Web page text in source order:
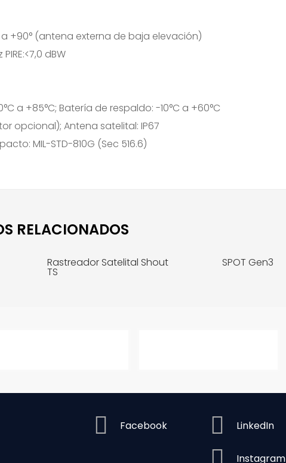
+90° (antena externa de baja elevación)
dBW
a +85°C; Batería de respaldo: -10°C a +60°C
opcional); Antena satelital: IP67
MIL-STD-810G (Sec 516.6)
RELACIONADOS
Rastreador Satelital Shout
TS
SPOT Gen3
Facebook LinkedIn
Instagram